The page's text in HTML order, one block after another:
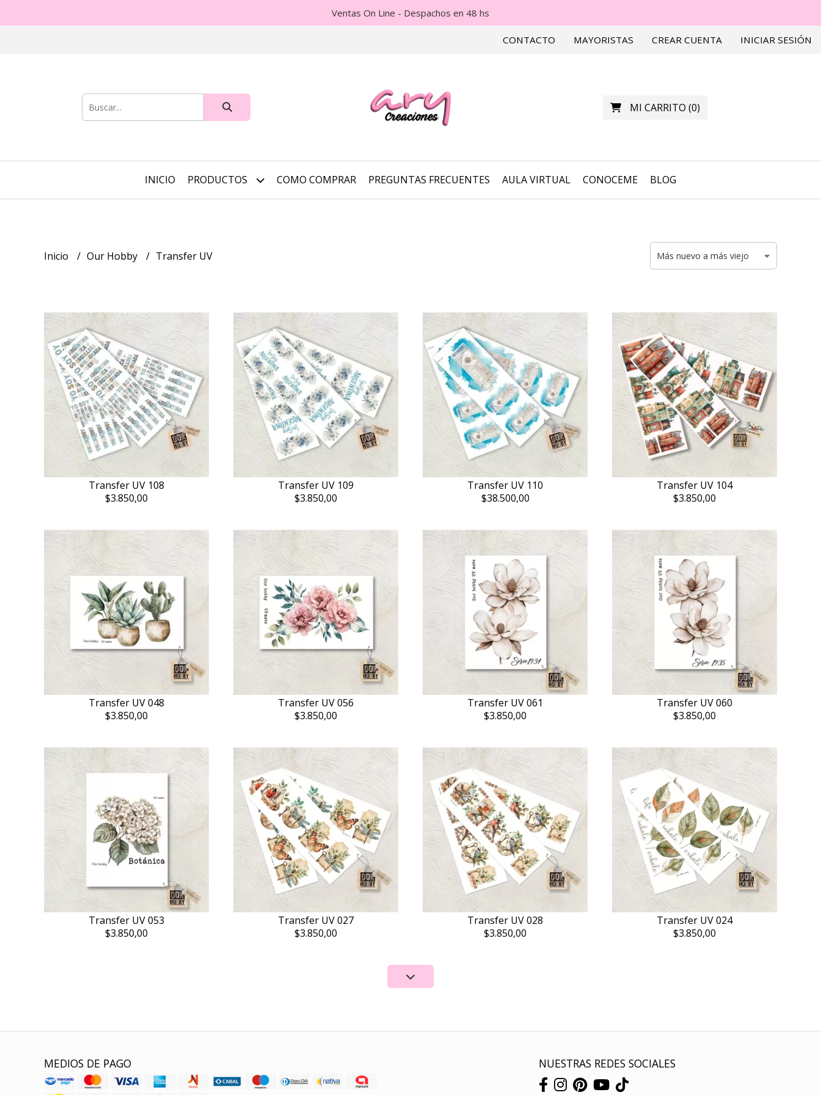
Ventas On Line - Despachos en 48 hs
CONTACTO MAYORISTAS CREAR CUENTA INICIAR SESIÓN
MI CARRITO (0)
INICIO PRODUCTOS COMO COMPRAR PREGUNTAS FRECUENTES AULA VIRTUAL CONOCEME BLOG
Inicio Our Hobby Transfer UV
Transfer UV 108
$3.850,00
Transfer UV 109
$3.850,00
Transfer UV 110
$38.500,00
Transfer UV 104
$3.850,00
Transfer UV 048
$3.850,00
Transfer UV 056
$3.850,00
Transfer UV 061
$3.850,00
Transfer UV 060
$3.850,00
Transfer UV 053
$3.850,00
Transfer UV 027
$3.850,00
Transfer UV 028
$3.850,00
Transfer UV 024
$3.850,00
MEDIOS DE PAGO NUESTRAS REDES SOCIALES